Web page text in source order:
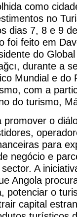
como
no
dias 7, 8 e 9
foi feito em
do Global
durante a
Mundial e do
com a
do turismo,
promover o
para
negócio e
A
Angola
potenciar o
capital